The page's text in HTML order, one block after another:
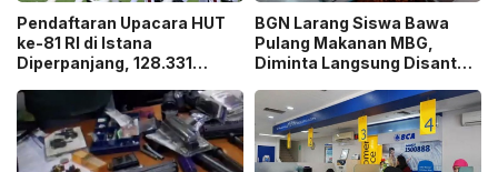
Pendaftaran Upacara HUT
ke-81 RI di Istana
Diperpanjang, 128.331
Ticket”
BGN Larang Siswa Bawa
Pulang Makanan MBG,
Diminta Langsung Disantap